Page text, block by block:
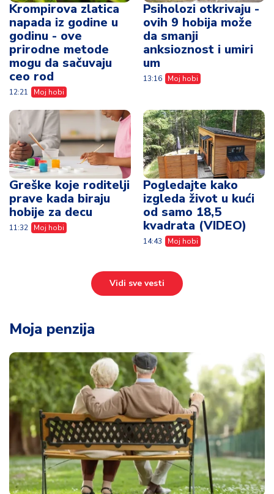
Krompirova zlatica
napada iz godine u
godinu - ove
prirodne metode
mogu da sačuvaju
ceo rod
12:21 Moj hobi
Psiholozi otkrivaju -
ovih 9 hobija može
da smanji
anksioznost i umiri
um
13:16 Moj hobi
Greške koje roditelji
prave kada biraju
hobije za decu
11:32 Moj hobi
Pogledajte kako
izgleda život u kući
od samo 18,5
kvadrata (VIDEO)
14:43 Moj hobi
Vidi sve vesti
Moja penzija